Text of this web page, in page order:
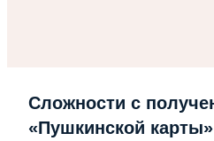
Сложности с
«Пушкинской